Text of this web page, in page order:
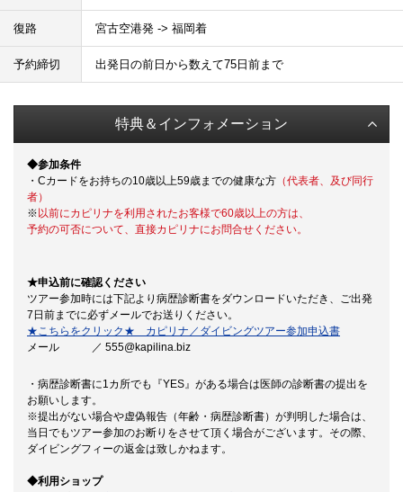
復路 宮古空港発 -> 福岡着
予約締切 出発日の前日から数えて75日前まで
特典＆インフォメーション
◆参加条件
・Cカードをお持ちの10歳以上59歳までの健康な方 （代表者、及び同行
者）
※以前にカピリナを利用されたお客様で60歳以上の方は、
予約の可否について、直接カピリナにお問合せください。
★申込前に確認ください
ツアー参加時には下記より病歴診断書をダウンロードいただき、ご出発
7日前までに必ずメールでお送りください。
★こちらをクリック★ カピリナ／ダイビングツアー参加申込書
メール ／ 555@kapilina.biz
・病歴診断書に1カ所でも『YES』がある場合は医師の診断書の提出を
お願いします。
※提出がない場合や虚偽報告（年齢・病歴診断書）が判明した場合は、
当日でもツアー参加のお断りをさせて頂く場合がございます。その際、
ダイビングフィーの返金は致しかねます。
◆利用ショップ